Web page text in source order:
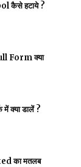
कैसे हटाये ?
Form क्या
क्या डालें ?
का मतलब